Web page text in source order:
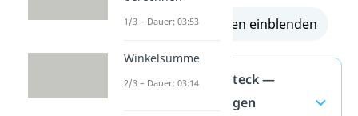
alle Lösungen einblenden
Umfang Rechteck —
häufigste Fragen
1/3 – Dauer: 03:53
Winkelsumme
2/3 – Dauer: 03:14